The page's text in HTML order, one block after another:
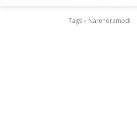
Tags Narendramodi